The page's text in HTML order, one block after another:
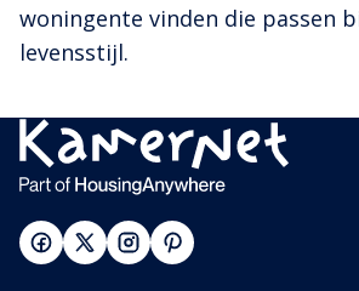
woningente vinden die passen
levensstijl.